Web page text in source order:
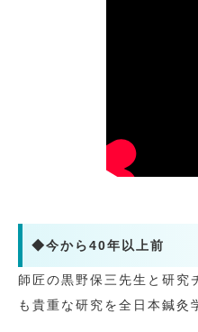
◆今から40年以上前
師匠の黒野保三先生と研究
も貴重な研究を全日本鍼灸